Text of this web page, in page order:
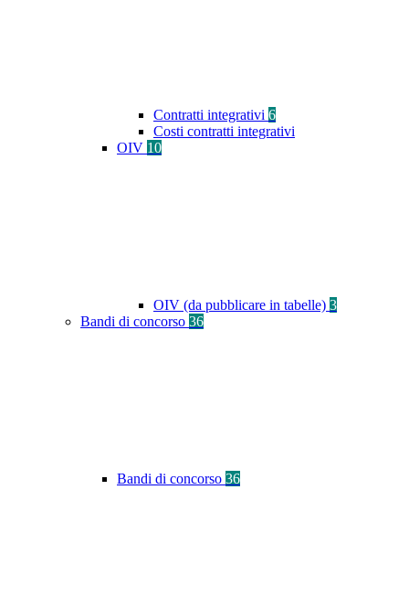
Contratti integrativi 6
Costi contratti integrativi
OIV 10
OIV (da pubblicare in tabelle) 3
Bandi di concorso 36
Bandi di concorso 36